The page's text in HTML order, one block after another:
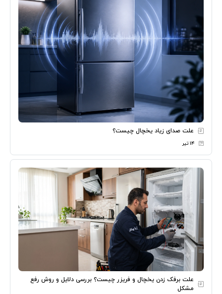
علت صدای زیاد یخچال چیست؟
۱۴ تیر
علت برفک زدن یخچال و فریزر چیست؟ بررسی دلایل و روش رفع
مشکل